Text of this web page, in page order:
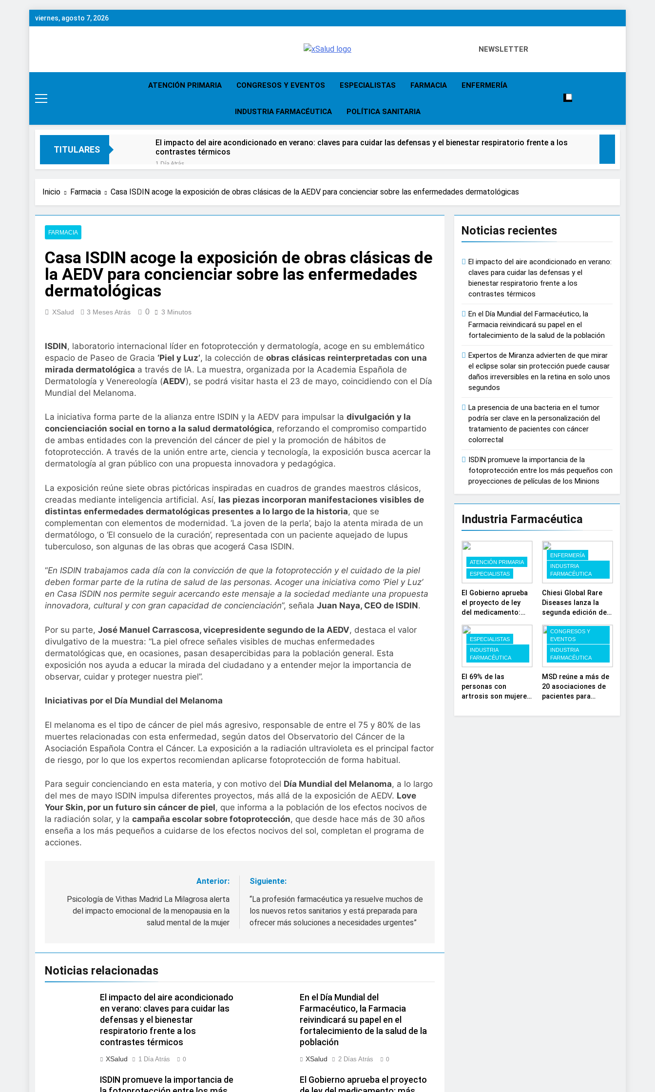
Saltar
al
viernes, agosto 7, 2026
XSalud
NEWSLETTER
ATENCIÓN PRIMARIA CONGRESOS Y EVENTOS ESPECIALISTAS FARMACIA ENFERMERÍA
INDUSTRIA FARMACÉUTICA POLÍTICA SANITARIA
TITULARES
El impacto del aire acondicionado en verano: claves para cuidar las defensas y el bienestar respiratorio frente a los
contrastes térmicos
1 Día Atrás
Expertos de Miranza advierten de que mirar el eclipse solar sin protección puede causar daños irreversibles en la retina
en solo unos segundos
La presencia de una bacteria en el tumor podría ser clave en la personalización del tratamiento de pacientes con cáncer
4 Días Atrás
ISDIN promueve la importancia de la fotoprotección entre los más pequeños con proyecciones de películas de los
Minions
La fisioterapia pediátrica puede ayudar a aliviar el malestar asociado al cólico del lactante
Aprobado el proyecto de ley del tabaco que amplía los espacios sin humo a terrazas, playas y otros espacios al aire
2 Semanas Atrás
El Gobierno aprueba el proyecto de ley del medicamento: más sostenibilidad, autonomía estratégica y modernización
para el SNS
2 Semanas Atrás
La fiebre del running llega al verano: por qué el magnesio es clave para el bienestar muscular del deportista
3 Semanas Atrás
Inicio Farmacia Casa ISDIN acoge la exposición de obras clásicas de la AEDV para concienciar sobre las enfermedades dermatológicas
FARMACIA
Casa ISDIN acoge la exposición de obras clásicas de
la AEDV para concienciar sobre las enfermedades
dermatológicas
XSalud 3 Meses Atrás 0 3 Minutos
ISDIN, laboratorio internacional líder en fotoprotección y dermatología, acoge en su emblemático
espacio de Paseo de Gracia ‘Piel y Luz’, la colección de obras clásicas reinterpretadas con una
mirada dermatológica a través de IA. La muestra, organizada por la Academia Española de
Dermatología y Venereología (AEDV), se podrá visitar hasta el 23 de mayo, coincidiendo con el Día
Mundial del Melanoma.
La iniciativa forma parte de la alianza entre ISDIN y la AEDV para impulsar la divulgación y la
concienciación social en torno a la salud dermatológica, reforzando el compromiso compartido
de ambas entidades con la prevención del cáncer de piel y la promoción de hábitos de
fotoprotección. A través de la unión entre arte, ciencia y tecnología, la exposición busca acercar la
dermatología al gran público con una propuesta innovadora y pedagógica.
La exposición reúne siete obras pictóricas inspiradas en cuadros de grandes maestros clásicos,
creadas mediante inteligencia artificial. Así, las piezas incorporan manifestaciones visibles de
distintas enfermedades dermatológicas presentes a lo largo de la historia, que se
complementan con elementos de modernidad. ‘La joven de la perla’, bajo la atenta mirada de un
dermatólogo, o ‘El consuelo de la curación’, representada con un paciente aquejado de lupus
tuberculoso, son algunas de las obras que acogerá Casa ISDIN.
“En ISDIN trabajamos cada día con la convicción de que la fotoprotección y el cuidado de la piel
deben formar parte de la rutina de salud de las personas. Acoger una iniciativa como ‘Piel y Luz’
en Casa ISDIN nos permite seguir acercando este mensaje a la sociedad mediante una propuesta
innovadora, cultural y con gran capacidad de concienciación”, señala Juan Naya, CEO de ISDIN.
Por su parte, José Manuel Carrascosa, vicepresidente segundo de la AEDV, destaca el valor
divulgativo de la muestra: “La piel ofrece señales visibles de muchas enfermedades
dermatológicas que, en ocasiones, pasan desapercibidas para la población general. Esta
exposición nos ayuda a educar la mirada del ciudadano y a entender mejor la importancia de
observar, cuidar y proteger nuestra piel”.
Iniciativas por el Día Mundial del Melanoma
El melanoma es el tipo de cáncer de piel más agresivo, responsable de entre el 75 y 80% de las
muertes relacionadas con esta enfermedad, según datos del Observatorio del Cáncer de la
Asociación Española Contra el Cáncer. La exposición a la radiación ultravioleta es el principal factor
de riesgo, por lo que los expertos recomiendan aplicarse fotoprotección de forma habitual.
Para seguir concienciando en esta materia, y con motivo del Día Mundial del Melanoma, a lo largo
del mes de mayo ISDIN impulsa diferentes proyectos, más allá de la exposición de AEDV. Love
Your Skin, por un futuro sin cáncer de piel, que informa a la población de los efectos nocivos de
la radiación solar, y la campaña escolar sobre fotoprotección, que desde hace más de 30 años
enseña a los más pequeños a cuidarse de los efectos nocivos del sol, completan el programa de
acciones.
entradas
Anterior:
Psicología de Vithas Madrid La Milagrosa alerta
del impacto emocional de la menopausia en la
salud mental de la mujer
Siguiente:
“La profesión farmacéutica ya resuelve muchos de
los nuevos retos sanitarios y está preparada para
ofrecer más soluciones a necesidades urgentes”
Noticias relacionadas
El impacto del aire acondicionado
en verano: claves para cuidar las
defensas y el bienestar
respiratorio frente a los
contrastes térmicos
XSalud 1 Día Atrás 0
En el Día Mundial del
Farmacéutico, la Farmacia
reivindicará su papel en el
fortalecimiento de la salud de la
población
XSalud 2 Días Atrás 0
ISDIN promueve la importancia de
El Gobierno aprueba el proyecto
Noticias recientes
El impacto del aire acondicionado en verano:
claves para cuidar las defensas y el
bienestar respiratorio frente a los
contrastes térmicos
En el Día Mundial del Farmacéutico, la
Farmacia reivindicará su papel en el
fortalecimiento de la salud de la población
Expertos de Miranza advierten de que mirar
el eclipse solar sin protección puede causar
daños irreversibles en la retina en solo unos
segundos
La presencia de una bacteria en el tumor
podría ser clave en la personalización del
tratamiento de pacientes con cáncer
colorrectal
ISDIN promueve la importancia de la
fotoprotección entre los más pequeños con
proyecciones de películas de los Minions
Industria Farmacéutica
ATENCIÓN PRIMARIA
ESPECIALISTAS
El Gobierno aprueba
el proyecto de ley
del medicamento:
autonomía
estratégica y
modernización para
el SNS
ENFERMERÍA
INDUSTRIA
FARMACÉUTICA
Chiesi Global Rare
Diseases lanza la
segunda edición de
impulsar la
investigación en
enfermedades de
depósito lisosomal
ESPECIALISTAS
INDUSTRIA
FARMACÉUTICA
El 69% de las
personas con
artrosis son mujeres
con dolor y rigidez a
CONGRESOS Y
EVENTOS
INDUSTRIA
FARMACÉUTICA
MSD reúne a más de
20 asociaciones de
pacientes para
sobre el presente y